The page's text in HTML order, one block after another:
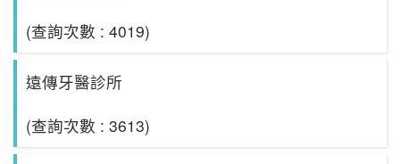
(查詢次數 : 4019)
遠傳牙醫診所
(查詢次數 : 3613)